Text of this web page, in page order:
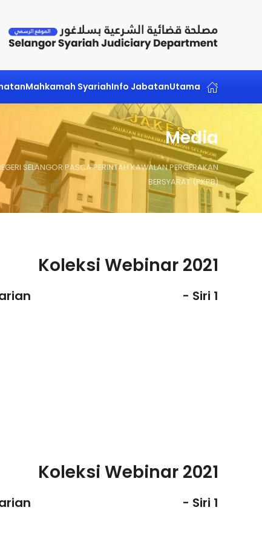
Skip to main content
Utama
Info Jabatan
Mahkamah Syariah
Media
SELANGOR PASCA PERINTAH KAWALAN PERGERAKAN
BERSYARAT (PKPB)
Koleksi Webinar 2021
Siri 1 -
Koleksi Webinar 2021
Siri 1 -